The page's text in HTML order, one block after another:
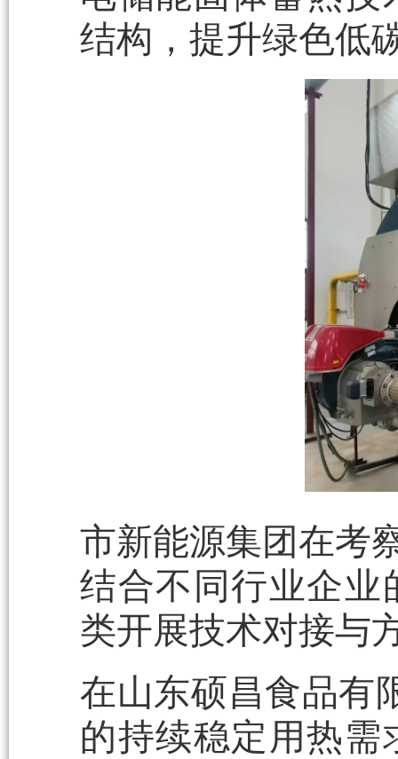
结构，提升绿色低
市新能源集团在考
结合不同行业企业
类开展技术对接与
在山东硕昌食品有
的持续稳定用热